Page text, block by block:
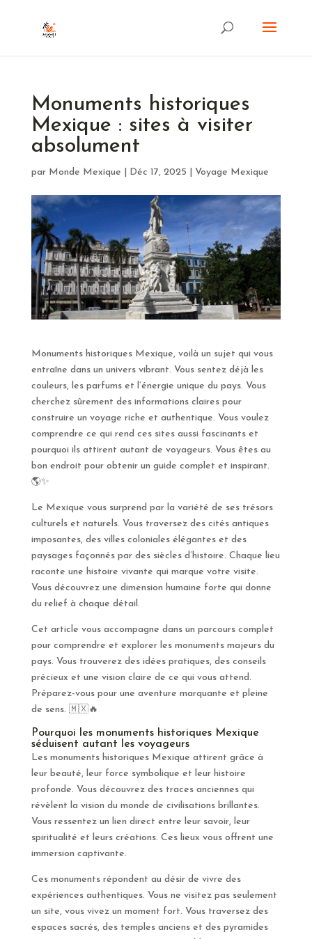
Monuments historiques
Mexique : sites à visiter
absolument
par Monde Mexique Déc 17, 2025 Voyage Mexique
Monuments historiques Mexique, voilà un sujet qui vous
entraîne dans un univers vibrant. Vous sentez déjà les
couleurs, les parfums et l’énergie unique du pays. Vous
cherchez sûrement des informations claires pour
construire un voyage riche et authentique. Vous voulez
comprendre ce qui rend ces sites aussi fascinants et
pourquoi ils attirent autant de voyageurs. Vous êtes au
bon endroit pour obtenir un guide complet et inspirant.
🌎✨
Le Mexique vous surprend par la variété de ses trésors
culturels et naturels. Vous traversez des cités antiques
imposantes, des villes coloniales élégantes et des
paysages façonnés par des siècles d’histoire. Chaque lieu
raconte une histoire vivante qui marque votre visite.
Vous découvrez une dimension humaine forte qui donne
du relief à chaque détail.
Cet article vous accompagne dans un parcours complet
pour comprendre et explorer les monuments majeurs du
pays. Vous trouverez des idées pratiques, des conseils
précieux et une vision claire de ce qui vous attend.
Préparez-vous pour une aventure marquante et pleine
de sens. 🇲🇽🔥
Pourquoi les monuments historiques Mexique
séduisent autant les voyageurs
Les monuments historiques Mexique attirent grâce à
leur beauté, leur force symbolique et leur histoire
profonde. Vous découvrez des traces anciennes qui
révèlent la vision du monde de civilisations brillantes.
Vous ressentez un lien direct entre leur savoir, leur
spiritualité et leurs créations. Ces lieux vous offrent une
immersion captivante.
Ces monuments répondent au désir de vivre des
expériences authentiques. Vous ne visitez pas seulement
un site, vous vivez un moment fort. Vous traversez des
espaces sacrés, des temples anciens et des pyramides